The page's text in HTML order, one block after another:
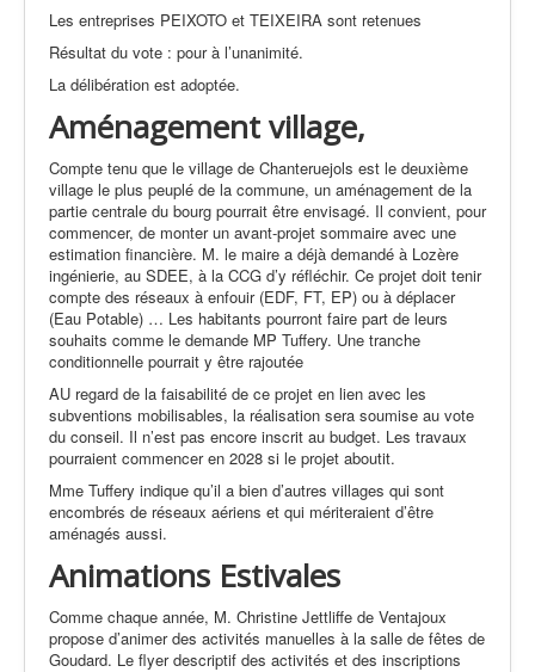
Les entreprises PEIXOTO et TEIXEIRA sont retenues
Résultat du vote : pour à l’unanimité.
La délibération est adoptée.
Aménagement village,
Compte tenu que le village de Chanteruejols est le deuxième
village le plus peuplé de la commune, un aménagement de la
partie centrale du bourg pourrait être envisagé. Il convient, pour
commencer, de monter un avant-projet sommaire avec une
estimation financière. M. le maire a déjà demandé à Lozère
ingénierie, au SDEE, à la CCG d’y réfléchir. Ce projet doit tenir
compte des réseaux à enfouir (EDF, FT, EP) ou à déplacer
(Eau Potable) … Les habitants pourront faire part de leurs
souhaits comme le demande MP Tuffery. Une tranche
conditionnelle pourrait y être rajoutée
AU regard de la faisabilité de ce projet en lien avec les
subventions mobilisables, la réalisation sera soumise au vote
du conseil. Il n’est pas encore inscrit au budget. Les travaux
pourraient commencer en 2028 si le projet aboutit.
Mme Tuffery indique qu’il a bien d’autres villages qui sont
encombrés de réseaux aériens et qui mériteraient d’être
aménagés aussi.
Animations Estivales
Comme chaque année, M. Christine Jettliffe de Ventajoux
propose d’animer des activités manuelles à la salle de fêtes de
Goudard. Le flyer descriptif des activités et des inscriptions